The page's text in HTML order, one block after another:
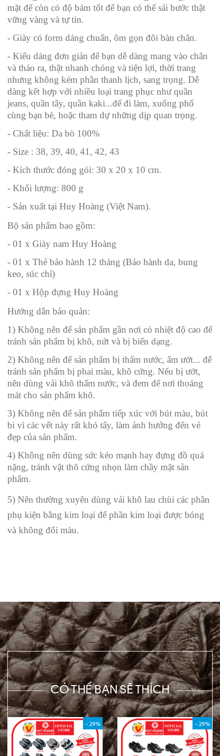
mặt đế còn có độ bám tốt để bạn có thể sải bước thật
vững vàng và tự tin.
- Giày có form dáng chuẩn, ôm gọn đôi bàn chân.
- Kiểu dáng đơn giản để bạn dễ dàng mang vào chân
và tháo ra, thật nhanh chóng và tiện lợi, thời trang
nhưng không kém phần thanh lịch, sang trọng. Dễ
dàng kết hợp với nhiều loại trang phục như quần
jeans, quần tây, quần kaki...để đi làm, xuống phố
cùng bạn bè, hoặc tham dự những dịp quan trọng.
- Chất liệu: Da bò 100%
- Size : 38, 39, 40, 41, 42, 43
- Kích thước đóng gói: 30 x 20 x 10 cm.
- Khối lượng: 800 g
- Sản xuất tại Huy Hoàng (Việt Nam).
Bộ sản phẩm bao gồm:
- 01 x Giày nam Huy Hoàng
- 01 x Thẻ bảo hành 12 tháng (Bảo hành da, bung
keo, súc chỉ)
- 01 x Hộp đựng Huy Hoàng
Hướng dẫn bảo quản:
1) Không nên để sản phẩm gần nơi có nhiệt độ cao để
tránh sản phẩm bị khô, nứt và bị biến dạng.
2) Không nên để sản phẩm bị thấm nước, ẩm ướt... để
tránh sản phẩm bị phai màu, khô cứng. Nếu bị ướt,
nên dùng vải khô thấm nước, và đem để nơi thoáng
mát cho sản phẩm khô.
3) Không nên để sản phẩm tiếp xúc với bút màu, bút
bi vì các vết này rất khó tẩy, làm ảnh hưởng đến vẻ
đẹp của sản phẩm.
4) Không nên dùng sức kéo mạnh hay đựng đồ quá
nặng, tránh vật thô cứng nhọn làm chầy mặt sản
phẩm.
5) Nên thường xuyên dùng vải khô lau chùi các phần
phụ kiện bằng kim loại để phần kim loại được bóng
và không đổi màu.
CÓ THỂ BẠN SẼ THÍCH
- 29% - 29%